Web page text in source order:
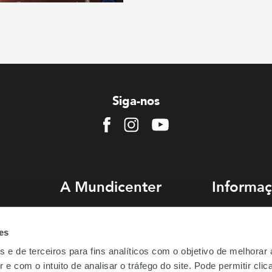
e de terceiros para fins analíticos com o objetivo de melhorar
e com o intuito de analisar o tráfego do site. Pode permitir
Siga-nos
FacebookInstagramYoutube
A Mundicenter
Emprego
Be.Mundicenter
Perguntas